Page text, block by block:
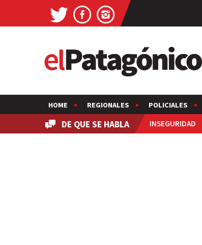
HOME REGIONALES POLICIALES
DE QUE SE HABLA INSEGURIDAD